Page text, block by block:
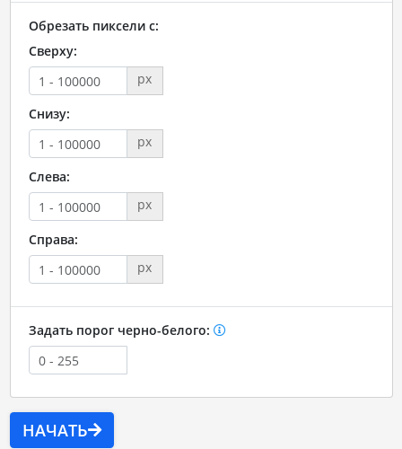
Обрезать пиксели с:
Сверху:
px
Снизу:
px
Слева:
px
Справа:
px
Задать порог черно-белого:
НАЧАТЬ